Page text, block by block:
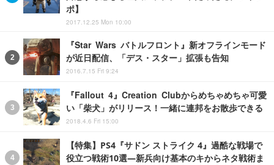
ポ】
2017.12.25 Mon 10:00
『Star Wars バトルフロント』新オフラインモード
が近日配信、「デス・スター」拡張も告知
2016.7.15 Fri 9:24
『Fallout 4』Creation Clubからめちゃめちゃ可愛
い「柴犬」がリリース！一緒に連邦をお散歩できる
2018.4.6 Fri 15:00
【特集】PS4『サドン ストライク 4』過酷な戦場で
役立つ戦術10選―新兵向け基本のキからネタ戦術ま